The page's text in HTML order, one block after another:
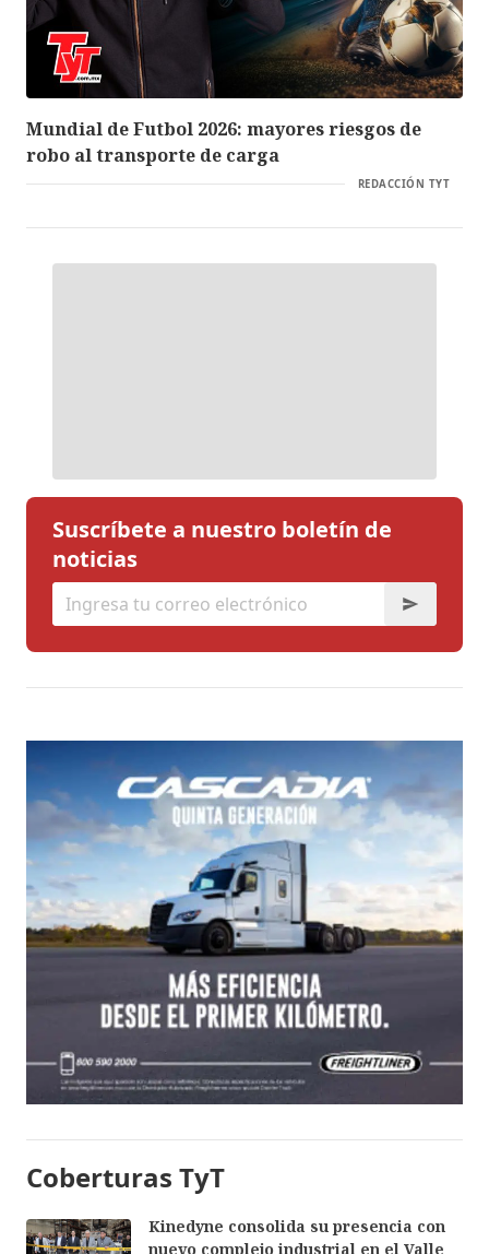
Mundial de Futbol 2026: mayores riesgos de
robo al transporte de carga
REDACCIÓN TYT
Suscríbete a nuestro boletín de
noticias
Coberturas TyT
Kinedyne consolida su presencia con
nuevo complejo industrial en el Valle